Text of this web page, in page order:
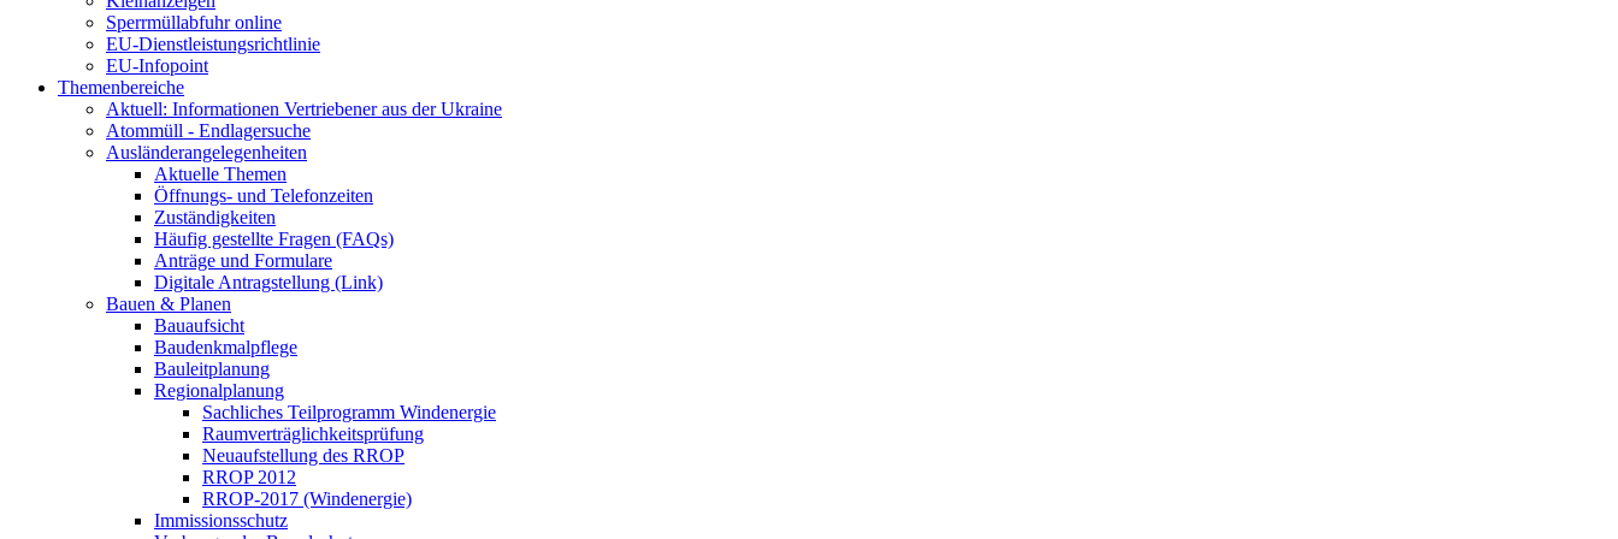
Sperrmüllabfuhr online
EU-Dienstleistungsrichtlinie
EU-Infopoint
Themenbereiche
Aktuell: Informationen Vertriebener aus der Ukraine
Atommüll - Endlagersuche
Ausländerangelegenheiten
Aktuelle Themen
Öffnungs- und Telefonzeiten
Zuständigkeiten
Häufig gestellte Fragen (FAQs)
Anträge und Formulare
Digitale Antragstellung (Link)
Bauen & Planen
Bauaufsicht
Baudenkmalpflege
Bauleitplanung
Regionalplanung
Sachliches Teilprogramm Windenergie
Raumverträglichkeitsprüfung
Neuaufstellung des RROP
RROP 2012
RROP-2017 (Windenergie)
Immissionsschutz